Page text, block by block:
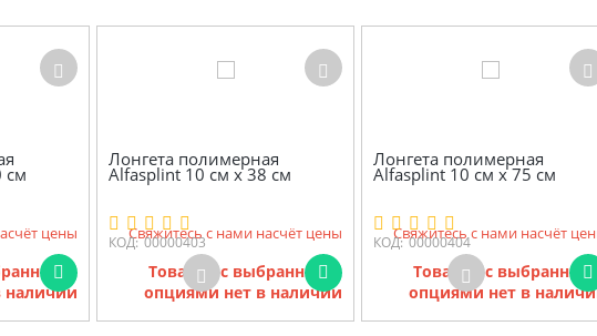
см
цены
наличии
Лонгета полимерная
Alfasplint 10 см х 38 см
КОД: 00000403
Свяжитесь с нами насчёт цены
Товаров с выбранными
опциями нет в наличии
Лонгета полимерная
Alfasplint 10 см х 75 см
КОД: 00000404
Свяжитесь с нами насчёт
Товаров с
опциями нет в